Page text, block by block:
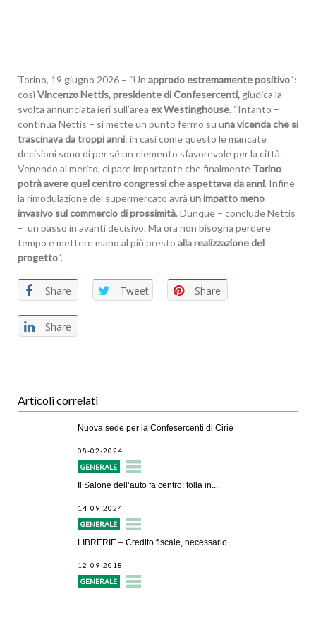
Torino, 19 giugno 2026 – “Un approdo estremamente positivo“:
così Vincenzo Nettis, presidente di Confesercenti, giudica la
svolta annunciata ieri sull’area ex Westinghouse. “Intanto –
continua Nettis – si mette un punto fermo su una vicenda che si
trascinava da troppi anni: in casi come questo le mancate
decisioni sono di per sé un elemento sfavorevole per la città.
Venendo al merito, ci pare importante che finalmente Torino
potrà avere quel centro congressi che aspettava da anni. Infine
la rimodulazione del supermercato avrà un impatto meno
invasivo sul commercio di prossimità. Dunque – conclude Nettis
– un passo in avanti decisivo. Ma ora non bisogna perdere
tempo e mettere mano al più presto alla realizzazione del
progetto“.
Share Tweet Share
Share
Articoli correlati
Nuova sede per la Confesercenti di Ciriè
08-02-2024
GENERALE
Il Salone dell’auto fa centro: folla in...
14-09-2024
GENERALE
LIBRERIE – Credito fiscale, necessario ...
12-09-2018
GENERALE